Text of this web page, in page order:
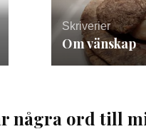
Skriverier
Om vänskap
några ord till